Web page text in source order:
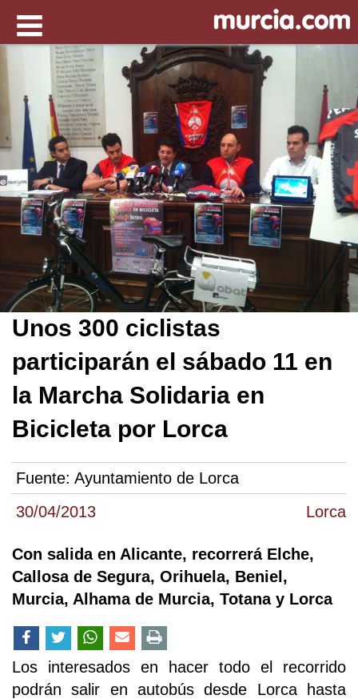
30/04/2013 Lorca
Unos 300 ciclistas
participarán el sábado 11 en
la Marcha Solidaria en
Bicicleta por Lorca
Fuente: Ayuntamiento de Lorca
Con salida en Alicante, recorrerá Elche,
Callosa de Segura, Orihuela, Beniel,
Murcia, Alhama de Murcia, Totana y Lorca
Los interesados en hacer todo el recorrido
podrán salir en autobús desde Lorca hasta